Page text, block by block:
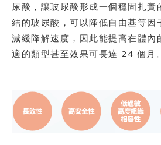
尿酸，讓玻尿酸形成一個穩固扎實
結的玻尿酸，可以降低自由基等因
減緩降解速度，因此能提高在體內
適的類型甚至效果可長達 24 個月。